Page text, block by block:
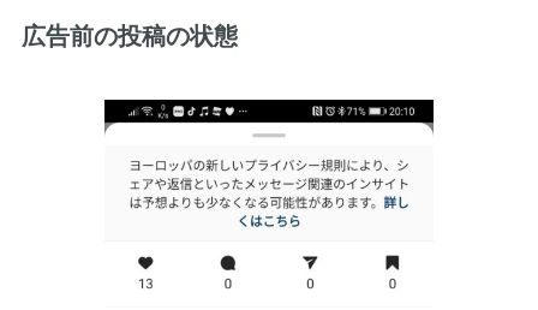
広告前の投稿の状態